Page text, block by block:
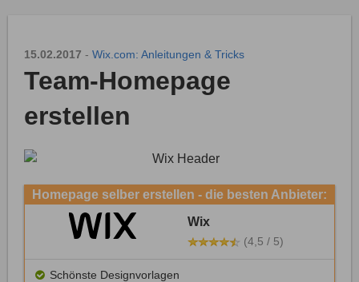
15.02.2017 - Wix.com: Anleitungen & Tricks
Team-Homepage
erstellen
Homepage selber erstellen - die besten Anbieter:
Wix
(4,5 / 5)
Schönste Designvorlagen